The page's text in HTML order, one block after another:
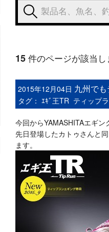
15 件のページが該当し
2015年12月04日 九州でも
タグ： ｴｷﾞ王TR ティップ
今回からYAMASHITAエギン
先日登場したカトゥさんと
ます。